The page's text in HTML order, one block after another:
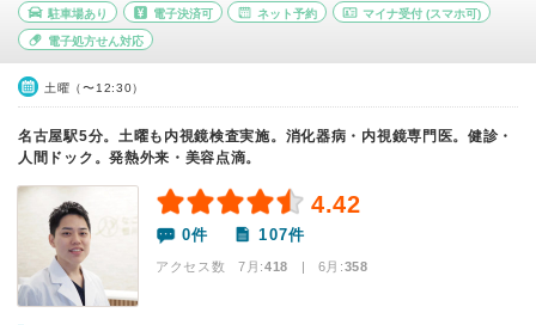
駐車場あり 電子決済可 ネット予約 マイナ受付 (スマホ可)
電子処方せん対応
土曜（〜12:30）
名古屋駅5分。土曜も内視鏡検査実施。消化器病・内視鏡専門医。健診・
人間ドック。発熱外来・美容点滴。
4.42
0件 107件
アクセス数 7月:418 | 6月:358